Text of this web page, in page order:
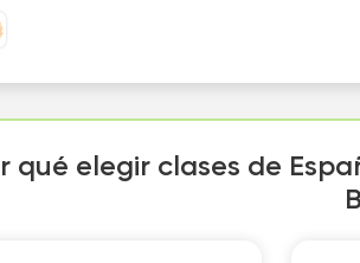
qué elegir clases de